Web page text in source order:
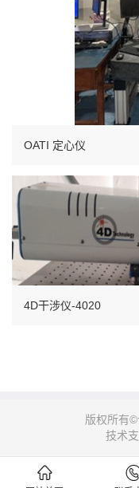
OATI 定心仪
4D干涉仪-4020
版权所有
技术